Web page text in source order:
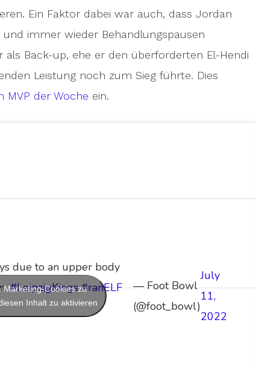
Ein Faktor dabei war auch, dass Jordan
immer wieder Behandlungspausen
als Back-up, ehe er den überforderten El-Hendi
Leistung noch zum Sieg führte. Dies
MVP der Woche ein.
due to an upper body
#LeipzigKings #ranELF
— Foot Bowl
(@foot_bowl)
July
11,
2022
Marketing-Cookies zu
Inhalt zu aktivieren